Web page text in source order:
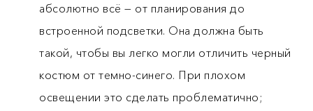
абсолютно всё — от планирования до
встроенной подсветки. Она должна быть
такой, чтобы вы легко могли отличить черный
костюм от темно-синего. При плохом
освещении это сделать проблематично;